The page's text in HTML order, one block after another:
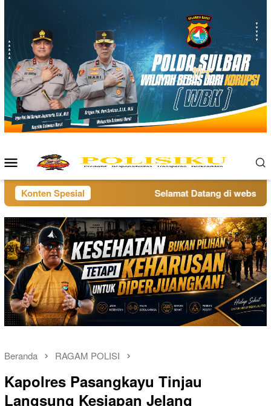
Menu
Mobile
Konten Spesial Selamat Datang di website
Beranda RAGAM POLISI
Kapolres Pasangkayu Tinjau
Langsung Kesiapan Jelang